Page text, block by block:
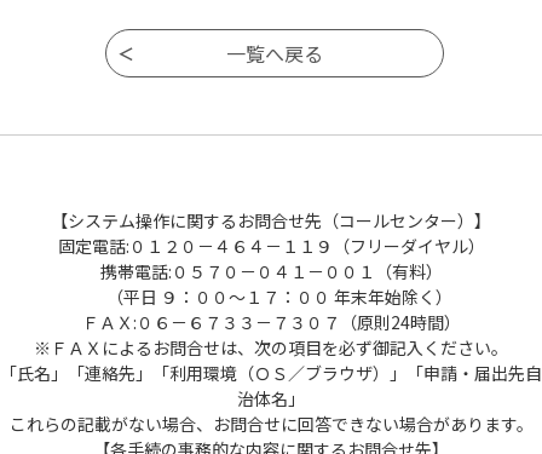
【システム操作に関するお問合せ先（コールセンター）】
固定電話:０１２０－４６４－１１９（フリーダイヤル）
携帯電話:０５７０－０４１－００１（有料）
（平日 ９：００～１７：００ 年末年始除く）
ＦＡＸ:０６－６７３３－７３０７（原則24時間）
※ＦＡＸによるお問合せは、次の項目を必ず御記入ください。
「氏名」「連絡先」「利用環境（ＯＳ／ブラウザ）」「申請・届出先自
治体名」
これらの記載がない場合、お問合せに回答できない場合があります。